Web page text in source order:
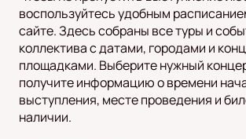
воспользуйтесь удобным
сайте. Здесь собраны все туры и
коллектива с датами, городами и
площадками. Выберите нужный
получите информацию о времени
выступления, месте проведения и
наличии.